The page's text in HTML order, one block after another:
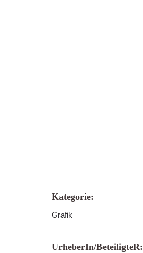
Kategorie:
Grafik
UrheberIn/BeteiligteR: